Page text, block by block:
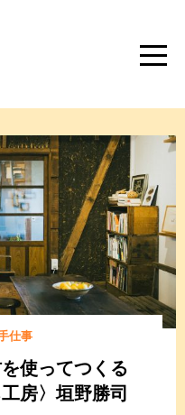
仕事
使ってつくる
房〉垣野勝司